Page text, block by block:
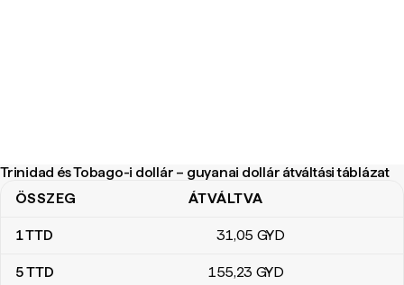
Trinidad és Tobago-i dollár – guyanai dollár átváltási táblázat
Trinidad és Tobago-i dollár – guyanai dollár átváltási táblázat
ÖSSZEG ÁTVÁLTVA
1TTD 31,05 GYD
5TTD 155,23 GYD